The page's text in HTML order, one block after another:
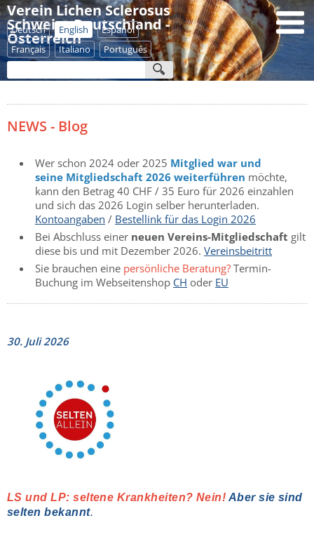
Verein Lichen Sclerosus
Schweiz - Deutschland -
Österreich
Deutsch English
Español
Français
Italiano Português
NEWS - Blog
Wer schon 2024 oder 2025 Mitglied war und
seine Mitgliedschaft 2026 weiterführen möchte,
kann den Betrag 40 CHF / 35 Euro für 2026 einzahlen
und sich das 2026 Login selber herunterladen.
Kontoangaben / Bestellink für das Login 2026
Bei Abschluss einer neuen Vereins-Mitgliedschaft gilt
diese bis und mit Dezember 2026. Vereinsbeitritt
Sie brauchen eine persönliche Beratung? Termin-
Buchung im Webseitenshop CH oder EU
30. Juli 2026
LS und LP: seltene Krankheiten? Nein! Aber sie sind
selten bekannt.